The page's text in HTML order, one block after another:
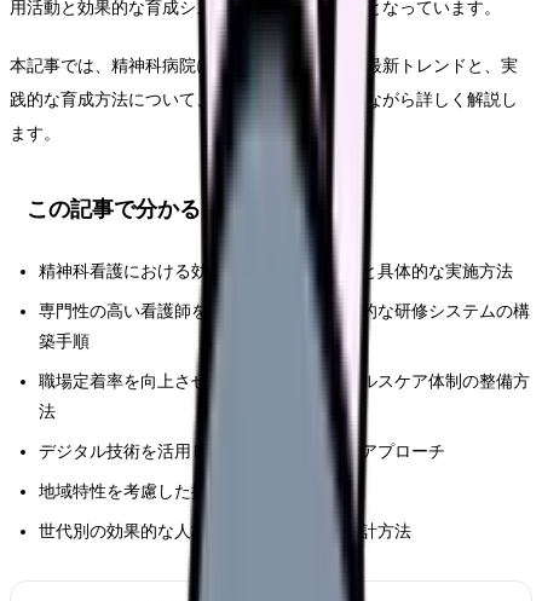
用活動と効果的な育成システムの構築が不可欠となっています。
本記事では、精神科病院における看護師採用の最新トレンドと、実
践的な育成方法について、具体的な事例を交えながら詳しく解説し
ます。
この記事で分かること
精神科看護における効果的な人材採用戦略と具体的な実施方法
専門性の高い看護師を育成するための体系的な研修システムの構
築手順
職場定着率を向上させるためのメンタルヘルスケア体制の整備方
法
デジタル技術を活用した最新の採用・育成アプローチ
地域特性を考慮した採用戦略の立て方
世代別の効果的な人材育成プログラムの設計方法